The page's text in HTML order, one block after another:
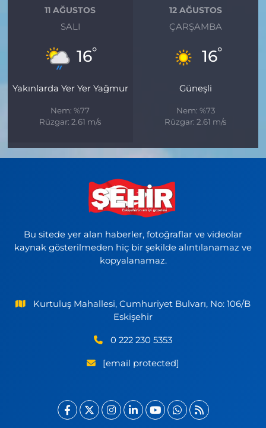
11 AĞUSTOS
SALI
16°
Yakınlarda Yer Yer Yağmur
Nem: %77
Rüzgar: 2.61 m/s
12 AĞUSTOS
ÇARŞAMBA
16°
Güneşli
Nem: %73
Rüzgar: 2.61 m/s
Bu sitede yer alan haberler, fotoğraflar ve videolar
kaynak gösterilmeden hiç bir şekilde alıntılanamaz ve
kopyalanamaz.
Kurtuluş Mahallesi, Cumhuriyet Bulvarı, No: 106/B
Eskişehir
0 222 230 5353
[email protected]